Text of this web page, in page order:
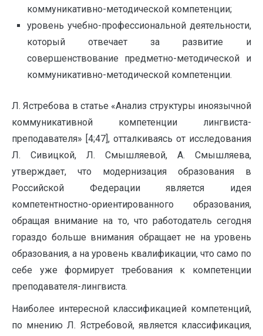
коммуникативно-методической компетенции;
уровень учебно-профессиональной деятельности,
который отвечает за развитие и
совершенствование предметно-методической и
коммуникативно-методической компетенции.
Л. Ястребова в статье «Анализ структуры иноязычной
коммуникативной компетенции лингвиста-
преподавателя» [4;47], отталкиваясь от исследования
Л. Сивицкой, Л. Смышляевой, А. Смышляева,
утверждает, что модернизация образования в
Российской Федерации является идея
компетентностно-ориентированного образования,
обращая внимание на то, что работодатель сегодня
гораздо больше внимания обращает не на уровень
образования, а на уровень квалификации, что само по
себе уже формирует требования к компетенции
преподавателя-лингвиста.
Наиболее интересной классификацией компетенций,
по мнению Л. Ястребовой, является классификация,